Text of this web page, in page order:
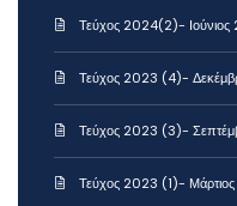
Τεύχος 2024(2)-
Τεύχος 2023 (4)-
Τεύχος 2023 (3)-
Τεύχος 2023 (1)-